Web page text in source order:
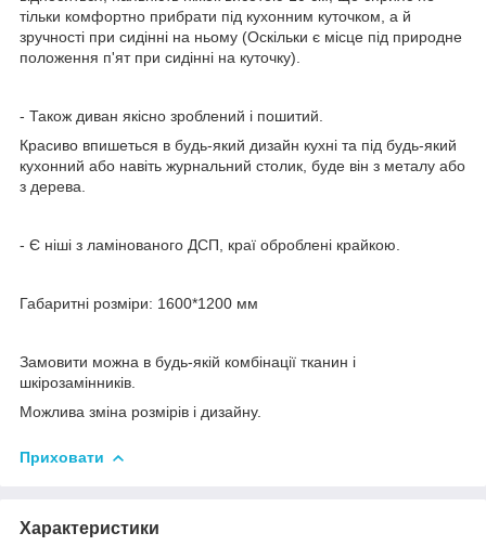
тільки комфортно прибрати під кухонним куточком, а й
зручності при сидінні на ньому (Оскільки є місце під природне
положення п'ят при сидінні на куточку).
- Також диван якісно зроблений і пошитий.
Красиво впишеться в будь-який дизайн кухні та під будь-який
кухонний або навіть журнальний столик, буде він з металу або
з дерева.
- Є ніші з ламінованого ДСП, краї оброблені крайкою.
Габаритні розміри: 1600*1200 мм
Замовити можна в будь-якій комбінації тканин і
шкірозамінників.
Можлива зміна розмірів і дизайну.
Приховати
Характеристики